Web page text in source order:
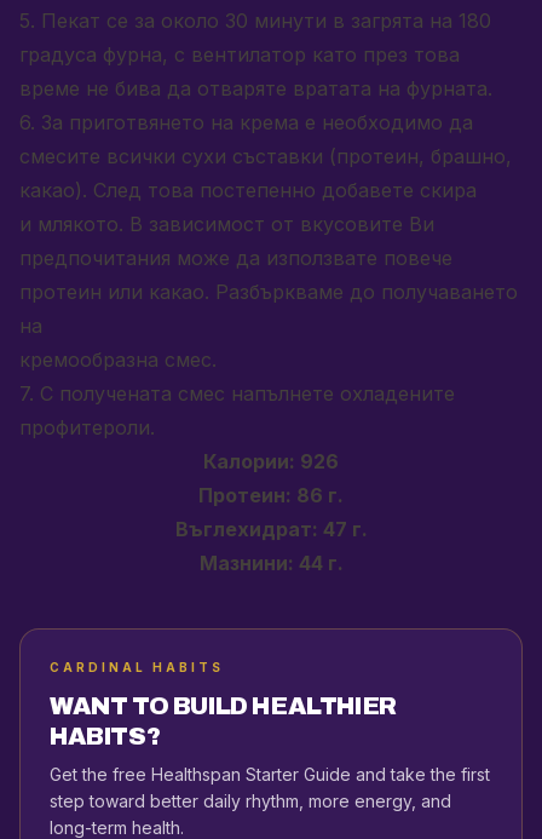
5. Пекат се за около 30 минути в загрята на 180
градуса фурна, с вентилатор като през това
време не бива да отваряте вратата на фурната.
6. За приготвянето на крема е необходимо да
смесите всички сухи съставки (протеин, брашно,
какао). След това постепенно добавете скира
и млякото. В зависимост от вкусовите Ви
предпочитания може да използвате повече
протеин или какао. Разбъркваме до получаването
на
кремообразна смес.
7. С получената смес напълнете охладените
профитероли.
Калории: 926
Протеин: 86 г.
Въглехидрат: 47 г.
Мазнини: 44 г.
CARDINAL HABITS
WANT TO BUILD HEALTHIER
HABITS?
Get the free Healthspan Starter Guide and take the first
step toward better daily rhythm, more energy, and
long-term health.